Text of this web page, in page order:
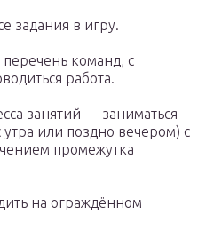
задания в игру.
команд, с
работа.
занятий — заниматься
или поздно вечером) с
промежутка
на ограждённом